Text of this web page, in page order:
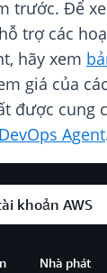
trước. Để
trợ các
hãy xem
giá của
được cung
Agent
khoản AWS
Nhà phát